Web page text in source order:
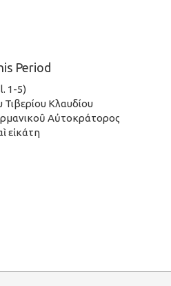
Period
1-5)
Τιβερίου Κλαυδίου
Αὐτοκράτορος
εἰκάτη